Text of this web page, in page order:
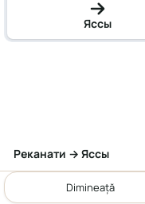
Яссы
Реканати → Яссы
Dimineață